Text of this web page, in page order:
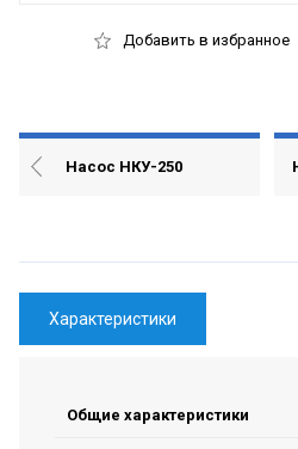
Добавить в избранное
Насос НКУ-250
Характеристики
Общие характеристики